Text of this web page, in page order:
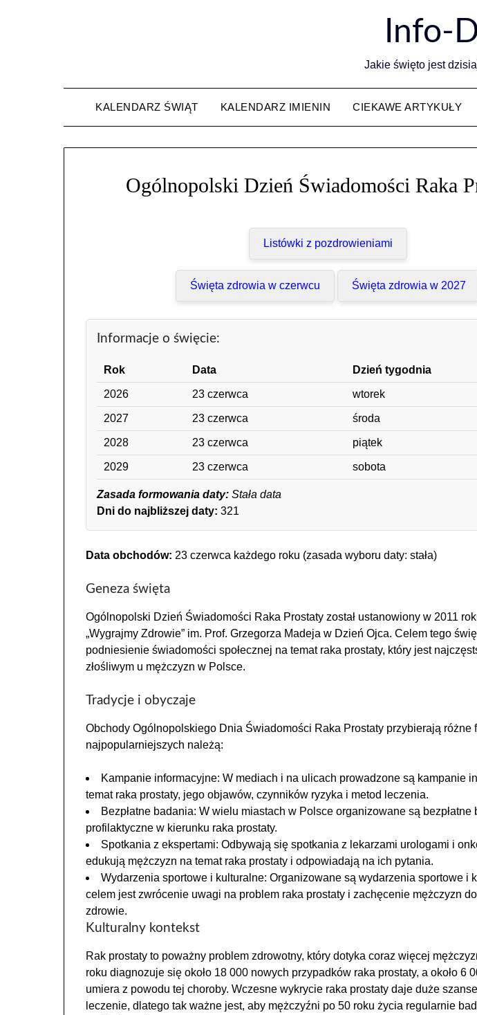
Info-
Jakie święto jest
KALENDARZ ŚWIĄT KALENDARZ IMIENIN CIEKAWE ARTYKUŁY
Ogólnopolski Dzień Świadomości Raka
Listówki z pozdrowieniami
Święta zdrowia w czerwcu Święta zdrowia w 2027
Informacje o święcie:
Rok Data Dzień tygodnia
2026 23 czerwca wtorek
2027 23 czerwca środa
2028 23 czerwca piątek
2029 23 czerwca sobota
Zasada formowania daty:Stała data
Dni do najbliższej daty: 321
Data obchodów: 23 czerwca każdego roku (zasada wyboru daty: stała)
Geneza święta
Ogólnopolski Dzień Świadomości Raka Prostaty został ustanowiony w 2011
„Wygrajmy Zdrowie” im. Prof. Grzegorza Madeja w Dzień Ojca. Celem tego
podniesienie świadomości społecznej na temat raka prostaty, który jest
złośliwym u mężczyzn w Polsce.
Tradycje i obyczaje
Obchody Ogólnopolskiego Dnia Świadomości Raka Prostaty przybierają różne
najpopularniejszych należą:
Kampanie informacyjne: W mediach i na ulicach prowadzone są kampanie
temat raka prostaty, jego objawów, czynników ryzyka i metod leczenia.
Bezpłatne badania: W wielu miastach w Polsce organizowane są bezpłatne
profilaktyczne w kierunku raka prostaty.
Spotkania z ekspertami: Odbywają się spotkania z lekarzami urologami i
edukują mężczyzn na temat raka prostaty i odpowiadają na ich pytania.
Wydarzenia sportowe i kulturalne: Organizowane są wydarzenia sportowe i
celem jest zwrócenie uwagi na problem raka prostaty i zachęcenie mężczyzn
zdrowie.
Kulturalny kontekst
Rak prostaty to poważny problem zdrowotny, który dotyka coraz więcej
roku diagnozuje się około 18 000 nowych przypadków raka prostaty, a około 6
umiera z powodu tej choroby. Wczesne wykrycie raka prostaty daje duże
leczenie, dlatego tak ważne jest, aby mężczyźni po 50 roku życia regularnie